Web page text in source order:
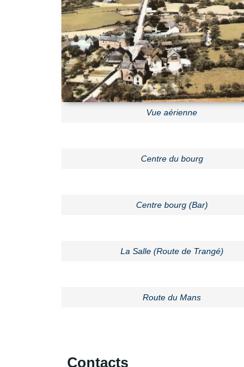
Vue aérienne
Centre du bourg
Centre bourg (Bar)
La Salle (Route de Trangé)
Route du Mans
Contacts